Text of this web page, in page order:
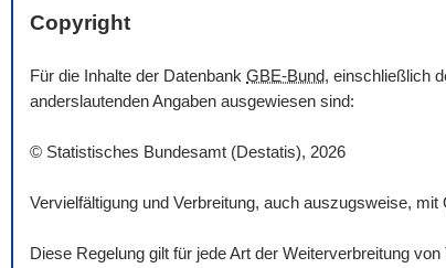
Copyright
Für die Inhalte der Datenbank GBE-Bund, einschließlich
anderslautenden Angaben ausgewiesen sind:
© Statistisches Bundesamt (Destatis), 2026
Vervielfältigung und Verbreitung, auch auszugsweise, mit
Diese Regelung gilt für jede Art der Weiterverbreitung